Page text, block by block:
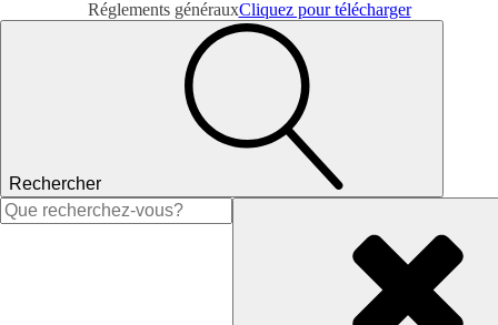
Réglements générauxCliquez pour télécharger
Rechercher
Rechercher :